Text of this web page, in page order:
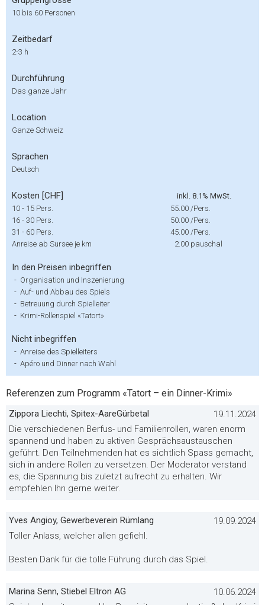
10 bis 60 Personen
Zeitbedarf
2-3 h
Durchführung
Das ganze Jahr
Location
Ganze Schweiz
Sprachen
Deutsch
Kosten [CHF]
inkl. 8.1% MwSt.
10 - 15 Pers.
55.00 /Pers.
16 - 30 Pers.
50.00 /Pers.
31 - 60 Pers.
45.00 /Pers.
Anreise ab Sursee je km
2.00 pauschal
In den Preisen inbegriffen
- Organisation und Inszenierung
- Auf- und Abbau des Spiels
- Betreuung durch Spielleiter
- Krimi-Rollenspiel «Tatort»
Nicht inbegriffen
- Anreise des Spielleiters
- Apéro und Dinner nach Wahl
Referenzen zum Programm «Tatort – ein Dinner-Krimi»
Zippora Liechti, Spitex-AareGürbetal
19.11.2024
Die verschiedenen Berfus- und Familienrollen, waren enorm
spannend und haben zu aktiven Gesprächsaustauschen
geführt. Den Teilnehmenden hat es sichtlich Spass gemacht,
sich in andere Rollen zu versetzen. Der Moderator verstand
es, die Spannung bis zuletzt aufrecht zu erhalten. Wir
empfehlen Ihn gerne weiter.
Yves Angioy, Gewerbeverein Rümlang
19.09.2024
Toller Anlass, welcher allen gefiehl.
Besten Dank für die tolle Führung durch das Spiel.
Marina Senn, Stiebel Eltron AG
10.06.2024